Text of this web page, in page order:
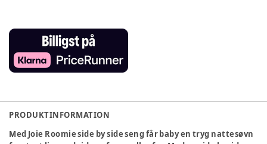
PRODUKTINFORMATION
Med Joie Roomie side by side seng får baby en tryg nattesøvn